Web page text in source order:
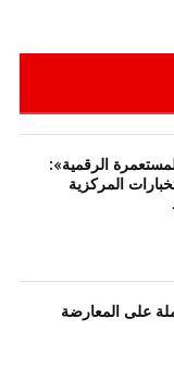
الرقمية»:
المركزية
على المعارضة